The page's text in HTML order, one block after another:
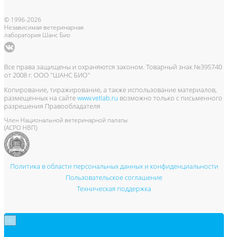
© 1996-2026
Независимая ветеринарная
лаборатория Шанс Био
Все права защищены и охраняются законом. Товарный знак №395740
от 2008 г. ООО "ШАНС БИО"
Копирование, тиражирование, а также использование материалов,
размещенных на сайтеwww.vetlab.ru возможно только с письменного
разрешения Правообладателя
Член Национальной ветеринарной палаты
(АСРО НВП)
Политика в области персональных данных и конфиденциальности
Пользовательское соглашение
Техническая поддержка